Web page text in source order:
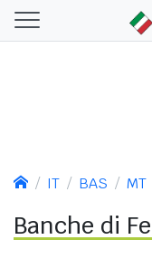
IT BAS MT
Banche di